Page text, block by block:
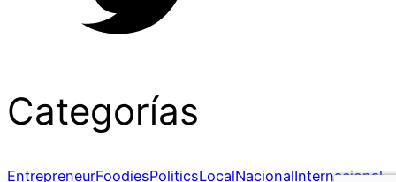
Categorías
EntrepreneurFoodiesPoliticsLocalNacionalInternacional